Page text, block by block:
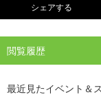
シェアする
閲覧履歴
最近見たイベント＆